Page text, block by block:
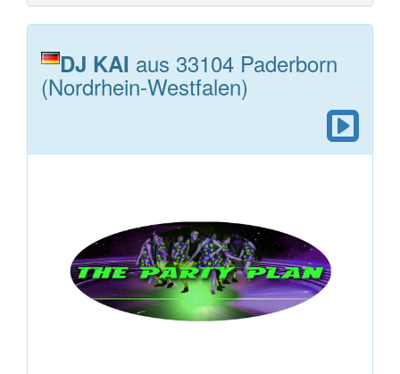
DJ KAI aus 33104 Paderborn
(Nordrhein-Westfalen)